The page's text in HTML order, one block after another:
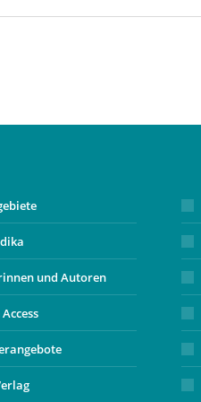
und Autoren